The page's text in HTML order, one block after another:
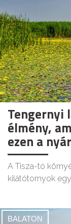
Tengernyi
élmény,
ezen a
A Tisza-tó
kilátótornyok
BALATON